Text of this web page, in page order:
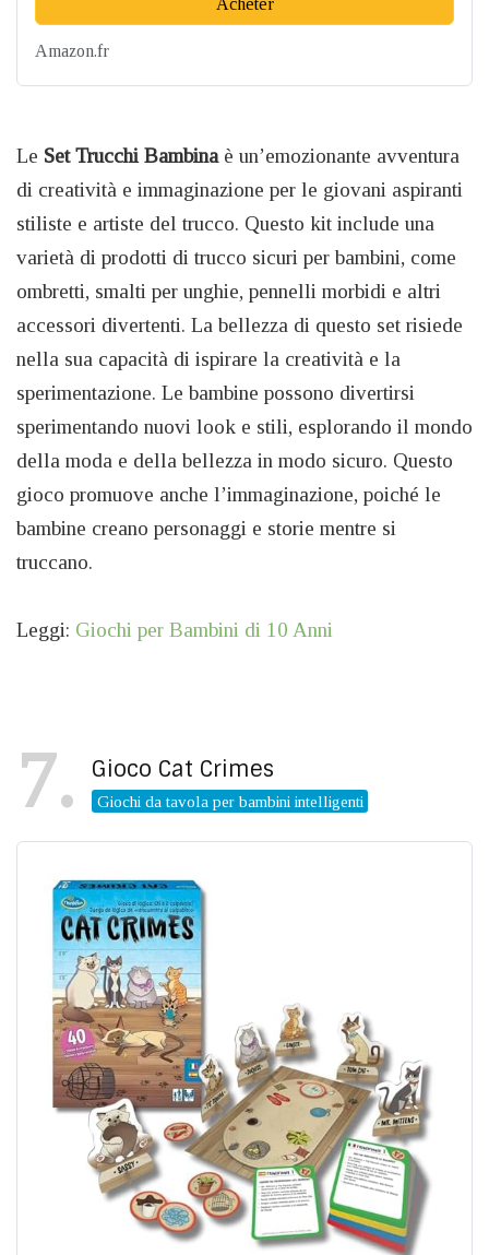
Acheter
Amazon.fr
Le Set Trucchi Bambina è un’emozionante avventura
di creatività e immaginazione per le giovani aspiranti
stiliste e artiste del trucco. Questo kit include una
varietà di prodotti di trucco sicuri per bambini, come
ombretti, smalti per unghie, pennelli morbidi e altri
accessori divertenti. La bellezza di questo set risiede
nella sua capacità di ispirare la creatività e la
sperimentazione. Le bambine possono divertirsi
sperimentando nuovi look e stili, esplorando il mondo
della moda e della bellezza in modo sicuro. Questo
gioco promuove anche l’immaginazione, poiché le
bambine creano personaggi e storie mentre si
truccano.
Leggi: Giochi per Bambini di 10 Anni
7 Gioco Cat Crimes
Giochi da tavola per bambini intelligenti